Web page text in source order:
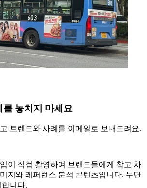
를 놓치지 마세요
트렌드와 사례를 이메일로 보내드려요.
이 직접 촬영하여 브랜드들에게 참고 차
지와 레퍼런스 분석 콘텐츠입니다. 무단
니다.